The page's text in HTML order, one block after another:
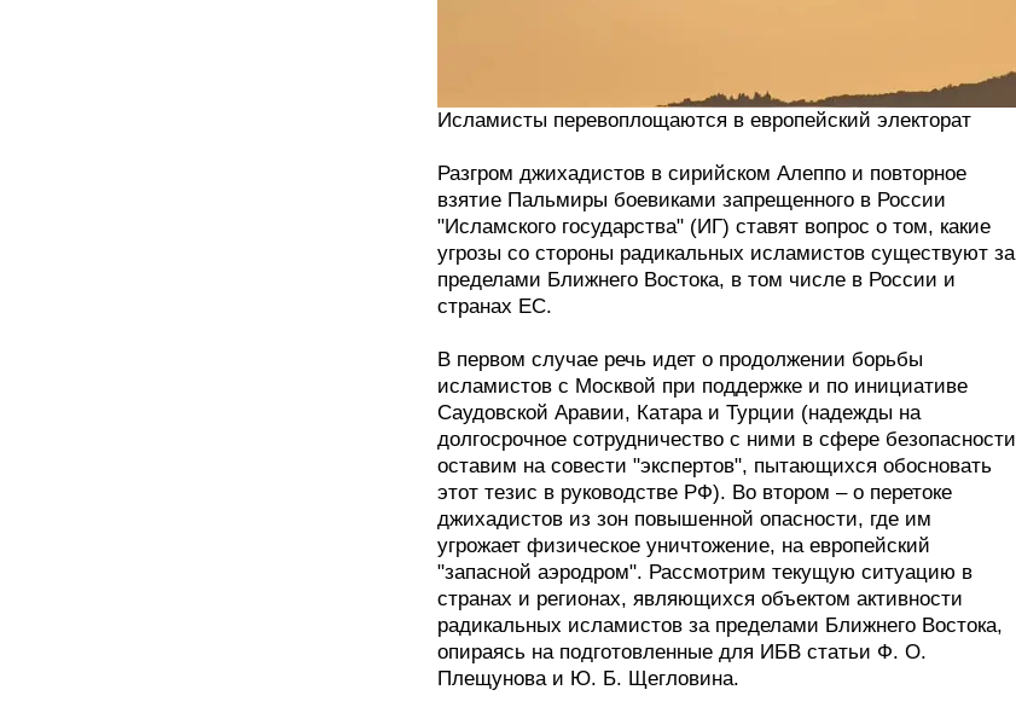
Исламисты перевоплощаются в европейский электорат
Разгром джихадистов в сирийском Алеппо и повторное
взятие Пальмиры боевиками запрещенного в России
"Исламского государства" (ИГ) ставят вопрос о том, какие
угрозы со стороны радикальных исламистов существуют за
пределами Ближнего Востока, в том числе в России и
странах ЕС.
В первом случае речь идет о продолжении борьбы
исламистов с Москвой при поддержке и по инициативе
Саудовской Аравии, Катара и Турции (надежды на
долгосрочное сотрудничество с ними в сфере безопасности
оставим на совести "экспертов", пытающихся обосновать
этот тезис в руководстве РФ). Во втором – о перетоке
джихадистов из зон повышенной опасности, где им
угрожает физическое уничтожение, на европейский
"запасной аэродром". Рассмотрим текущую ситуацию в
странах и регионах, являющихся объектом активности
радикальных исламистов за пределами Ближнего Востока,
опираясь на подготовленные для ИБВ статьи Ф. О.
Плещунова и Ю. Б. Щегловина.